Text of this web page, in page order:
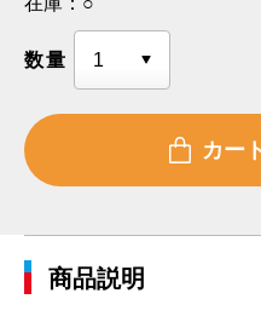
数量
商品説明